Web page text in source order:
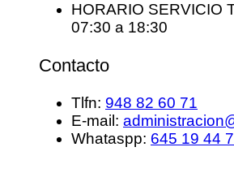
HORARIO SERVICIO
07:30 a 18:30
Contacto
Tlfn: 948 82 60 71
E-mail:
Whataspp: 645 19 44